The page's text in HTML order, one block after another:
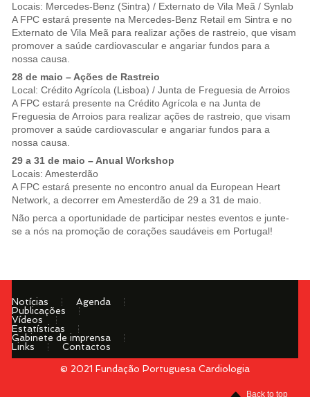
Locais: Mercedes-Benz (Sintra) / Externato de Vila Meã / Synlab
A FPC estará presente na Mercedes-Benz Retail em Sintra e no
Externato de Vila Meã para realizar ações de rastreio, que visam
promover a saúde cardiovascular e angariar fundos para a
nossa causa.
28 de maio – Ações de Rastreio
Local: Crédito Agrícola (Lisboa) / Junta de Freguesia de Arroios
A FPC estará presente na Crédito Agrícola e na Junta de
Freguesia de Arroios para realizar ações de rastreio, que visam
promover a saúde cardiovascular e angariar fundos para a
nossa causa.
29 a 31 de maio – Anual Workshop
Locais: Amesterdão
A FPC estará presente no encontro anual da European Heart
Network, a decorrer em Amesterdão de 29 a 31 de maio.
Não perca a oportunidade de participar nestes eventos e junte-
se a nós na promoção de corações saudáveis em Portugal!
Notícias
Agenda
Publicações
Vídeos
Estatísticas
Gabinete de imprensa
Links
Contactos
© 2021 Fundação Portuguesa Cardiologia
Back to top